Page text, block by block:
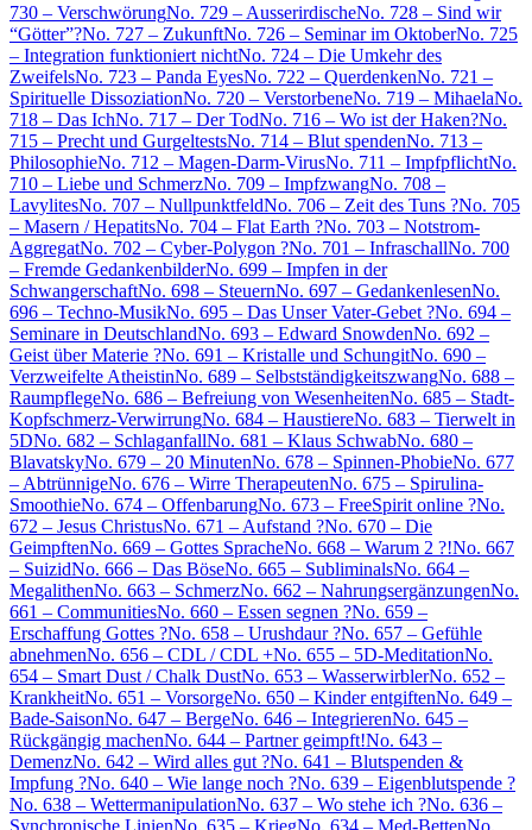
730 – VerschwörungNo. 729 – AusserirdischeNo. 728 – Sind wir
“Götter”?No. 727 – ZukunftNo. 726 – Seminar im OktoberNo. 725
– Integration funktioniert nichtNo. 724 – Die Umkehr des
ZweifelsNo. 723 – Panda EyesNo. 722 – QuerdenkenNo. 721 –
Spirituelle DissoziationNo. 720 – VerstorbeneNo. 719 – MihaelaNo.
718 – Das IchNo. 717 – Der TodNo. 716 – Wo ist der Haken?No.
715 – Precht und GurgeltestsNo. 714 – Blut spendenNo. 713 –
PhilosophieNo. 712 – Magen-Darm-VirusNo. 711 – ImpfpflichtNo.
710 – Liebe und SchmerzNo. 709 – ImpfzwangNo. 708 –
LavylitesNo. 707 – NullpunktfeldNo. 706 – Zeit des Tuns ?No. 705
– Masern / HepatitsNo. 704 – Flat Earth ?No. 703 – Notstrom-
AggregatNo. 702 – Cyber-Polygon ?No. 701 – InfraschallNo. 700
– Fremde GedankenbilderNo. 699 – Impfen in der
SchwangerschaftNo. 698 – SteuernNo. 697 – GedankenlesenNo.
696 – Techno-MusikNo. 695 – Das Unser Vater-Gebet ?No. 694 –
Seminare in DeutschlandNo. 693 – Edward SnowdenNo. 692 –
Geist über Materie ?No. 691 – Kristalle und SchungitNo. 690 –
Verzweifelte AtheistinNo. 689 – SelbstständigkeitszwangNo. 688 –
RaumpflegeNo. 686 – Befreiung von WesenheitenNo. 685 – Stadt-
Kopfschmerz-VerwirrungNo. 684 – HaustiereNo. 683 – Tierwelt in
5DNo. 682 – SchlaganfallNo. 681 – Klaus SchwabNo. 680 –
BlavatskyNo. 679 – 20 MinutenNo. 678 – Spinnen-PhobieNo. 677
– AbtrünnigeNo. 676 – Wirre TherapeutenNo. 675 – Spirulina-
SmoothieNo. 674 – OffenbarungNo. 673 – FreeSpirit online ?No.
672 – Jesus ChristusNo. 671 – Aufstand ?No. 670 – Die
GeimpftenNo. 669 – Gottes SpracheNo. 668 – Warum 2 ?!No. 667
– SuizidNo. 666 – Das BöseNo. 665 – SubliminalsNo. 664 –
MegalithenNo. 663 – SchmerzNo. 662 – NahrungsergänzungenNo.
661 – CommunitiesNo. 660 – Essen segnen ?No. 659 –
Erschaffung Gottes ?No. 658 – Urushdaur ?No. 657 – Gefühle
abnehmenNo. 656 – CDL / CDL +No. 655 – 5D-MeditationNo.
654 – Smart Dust / Chalk DustNo. 653 – WasserwirblerNo. 652 –
KrankheitNo. 651 – VorsorgeNo. 650 – Kinder entgiftenNo. 649 –
Bade-SaisonNo. 647 – BergeNo. 646 – IntegrierenNo. 645 –
Rückgängig machenNo. 644 – Partner geimpft!No. 643 –
DemenzNo. 642 – Wird alles gut ?No. 641 – Blutspenden &
Impfung ?No. 640 – Wie lange noch ?No. 639 – Eigenblutspende ?
No. 638 – WettermanipulationNo. 637 – Wo stehe ich ?No. 636 –
Synchronische LinienNo. 635 – KriegNo. 634 – Med-BettenNo.